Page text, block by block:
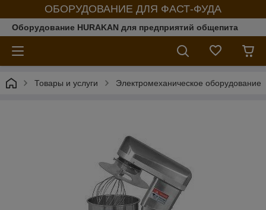
ОБОРУДОВАНИЕ ДЛЯ ФАСТ-ФУДА
Оборудование HURAKAN для предприятий общепита
Товары и услуги Электромеханическое оборудование